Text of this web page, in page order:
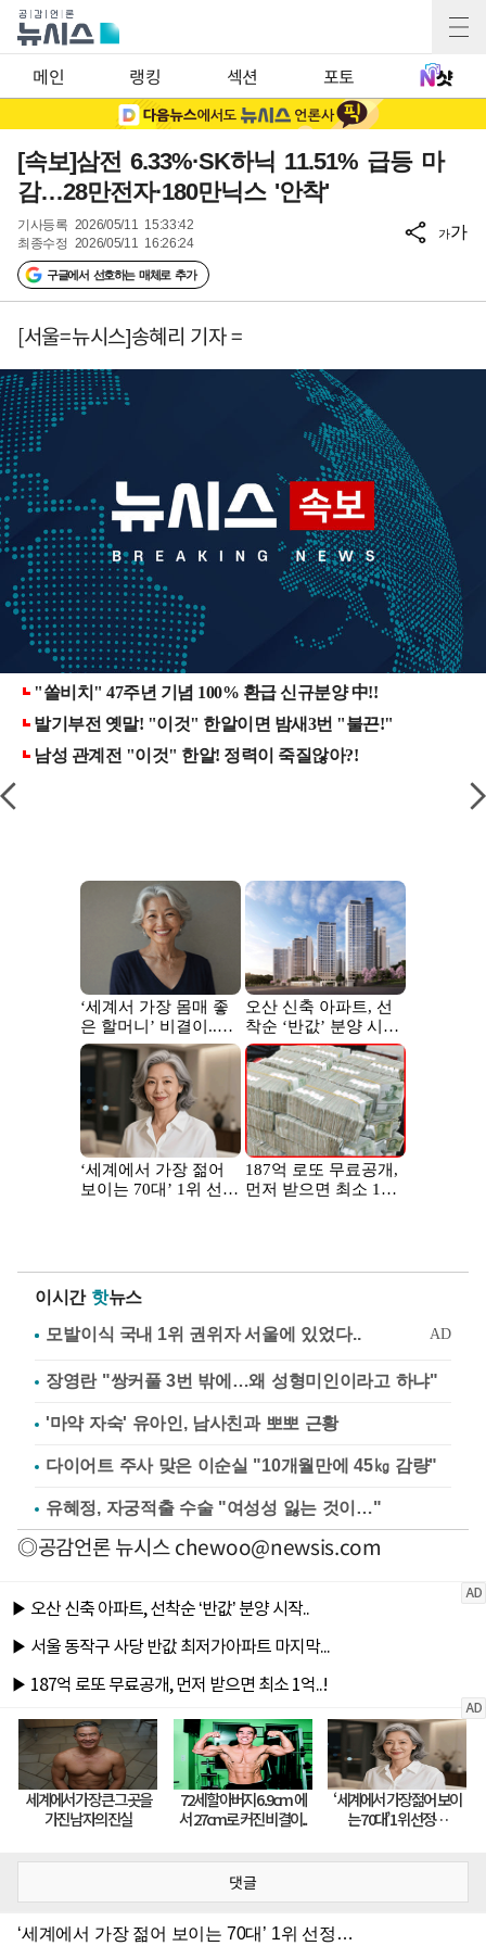
메인 랭킹 섹션 포토
[속보]삼전 6.33%·SK하닉 11.51% 급등 마
감…28만전자·180만닉스 '안착'
기사등록 2026/05/11 15:33:42
최종수정 2026/05/11 16:26:24
구글에서 선호하는 매체로 추가
가가
[서울=뉴시스]송혜리 기자 =
이시간 핫뉴스
장영란 "쌍커풀 3번 밖에…왜 성형미인이라고 하냐"
'마약 자숙' 유아인, 남사친과 뽀뽀 근황
다이어트 주사 맞은 이순실 "10개월만에 45㎏ 감량"
유혜정, 자궁적출 수술 "여성성 잃는 것이…"
◎공감언론 뉴시스chewoo@newsis.com
댓글